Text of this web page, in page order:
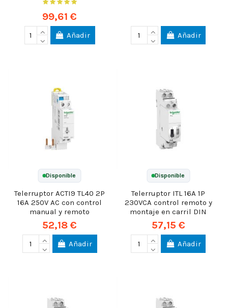
99,61 €
Añadir Añadir
Disponible
Telerruptor ACTI9 TL40 2P
16A 250V AC con control
manual y remoto
52,18 €
Añadir
Disponible
Telerruptor ITL 16A 1P
230VCA control remoto y
montaje en carril DIN
57,15 €
Añadir